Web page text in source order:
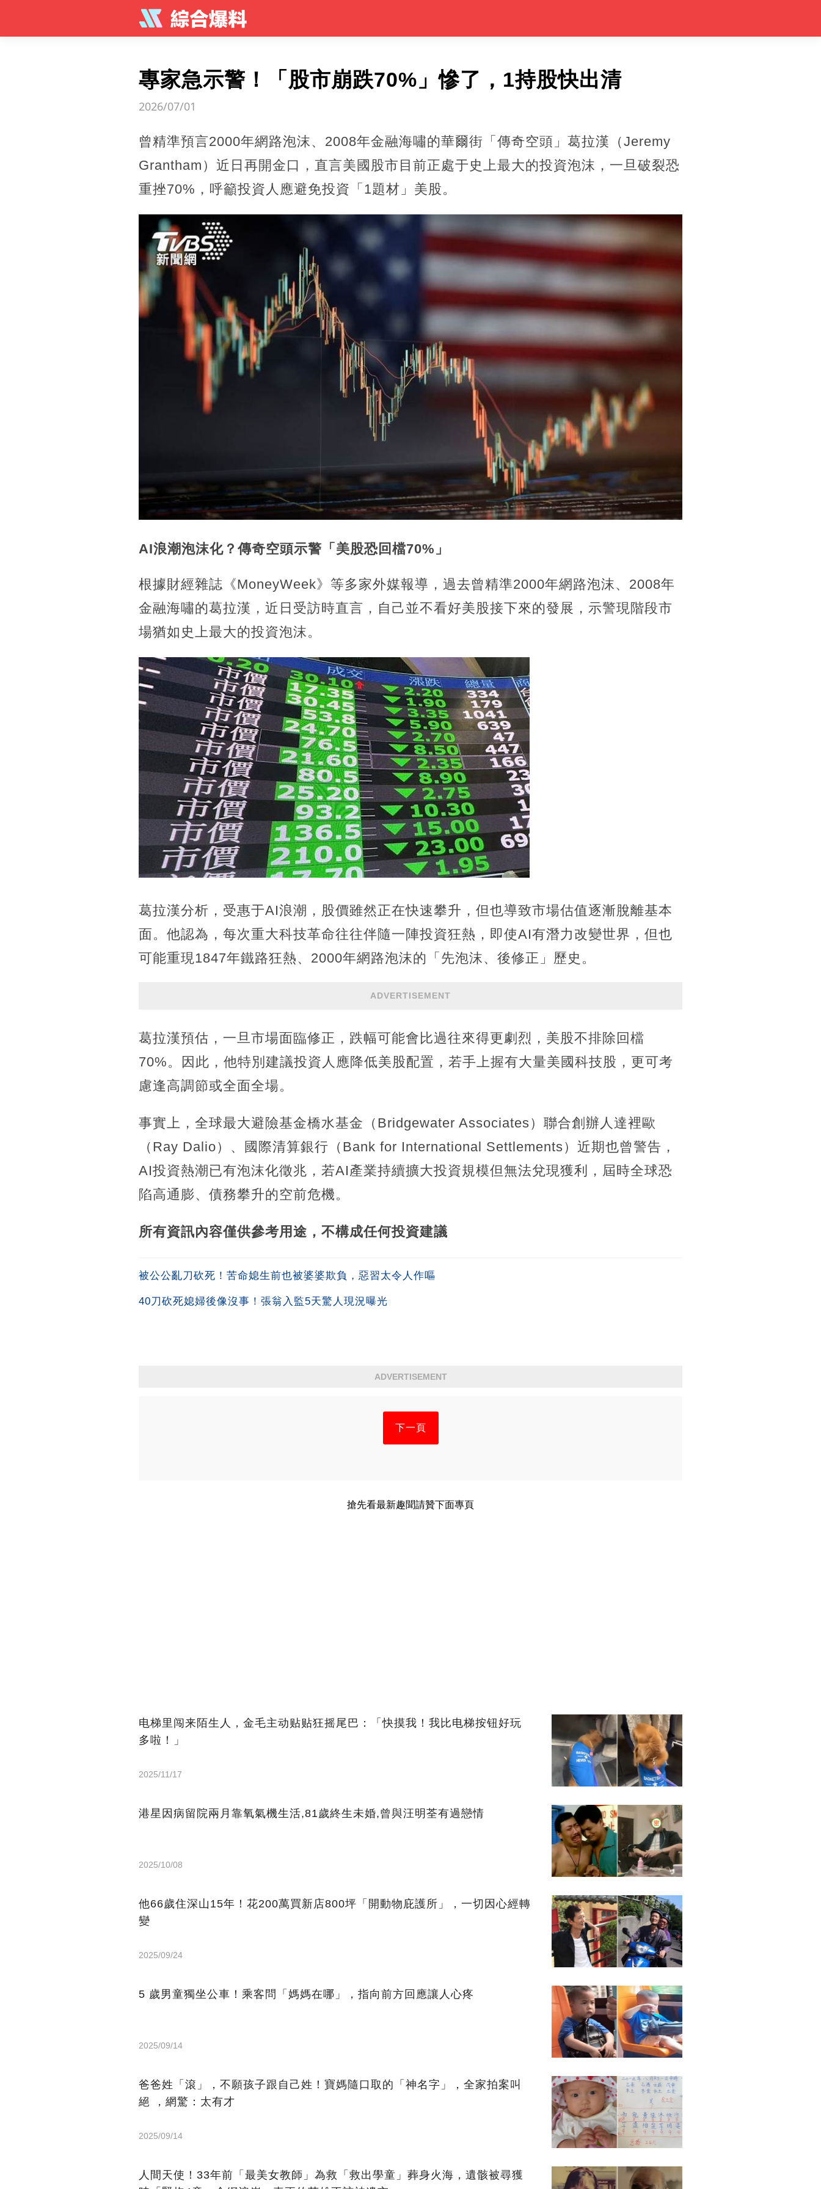
專家急示警！「股市崩跌70%」慘了，1持股快出清
2026/07/01
曾精準預言2000年網路泡沫、2008年金融海嘯的華爾街「傳奇空頭」葛拉漢（Jeremy
Grantham）近日再開金口，直言美國股市目前正處于史上最大的投資泡沫，一旦破裂恐
重挫70%，呼籲投資人應避免投資「1題材」美股。
AI浪潮泡沫化？傳奇空頭示警「美股恐回檔70%」
根據財經雜誌《MoneyWeek》等多家外媒報導，過去曾精準2000年網路泡沫、2008年
金融海嘯的葛拉漢，近日受訪時直言，自己並不看好美股接下來的發展，示警現階段市
場猶如史上最大的投資泡沫。
葛拉漢分析，受惠于AI浪潮，股價雖然正在快速攀升，但也導致市場估值逐漸脫離基本
面。他認為，每次重大科技革命往往伴隨一陣投資狂熱，即使AI有潛力改變世界，但也
可能重現1847年鐵路狂熱、2000年網路泡沫的「先泡沫、後修正」歷史。
ADVERTISEMENT
葛拉漢預估，一旦市場面臨修正，跌幅可能會比過往來得更劇烈，美股不排除回檔
70%。因此，他特別建議投資人應降低美股配置，若手上握有大量美國科技股，更可考
慮逢高調節或全面全場。
事實上，全球最大避險基金橋水基金（Bridgewater Associates）聯合創辦人達裡歐
（Ray Dalio）、國際清算銀行（Bank for International Settlements）近期也曾警告，
AI投資熱潮已有泡沫化徵兆，若AI產業持續擴大投資規模但無法兌現獲利，屆時全球恐
陷高通膨、債務攀升的空前危機。
所有資訊內容僅供參考用途，不構成任何投資建議
被公公亂刀砍死！苦命媳生前也被婆婆欺負，惡習太令人作嘔
40刀砍死媳婦後像沒事！張翁入監5天驚人現況曝光
ADVERTISEMENT
下一頁
搶先看最新趣聞請贊下面專頁
电梯里闯来陌生人，金毛主动贴贴狂摇尾巴：「快摸我！我比电梯按钮好玩
多啦！」
2025/11/17
港星因病留院兩月靠氧氣機生活,81歲終生未婚,曾與汪明荃有過戀情
2025/10/08
他66歲住深山15年！花200萬買新店800坪「開動物庇護所」，一切因心經轉
變
2025/09/24
5 歲男童獨坐公車！乘客問「媽媽在哪」，指向前方回應讓人心疼
2025/09/14
爸爸姓「滾」，不願孩子跟自己姓！寶媽隨口取的「神名字」，全家拍案叫
絕 ，網驚：太有才
2025/09/14
人間天使！33年前「最美女教師」為救「救出學童」葬身火海，遺骸被尋獲